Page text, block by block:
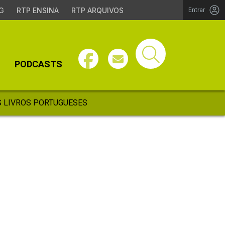
RTP ENSINA RTP ARQUIVOS Entrar
PODCASTS
LIVROS PORTUGUESES